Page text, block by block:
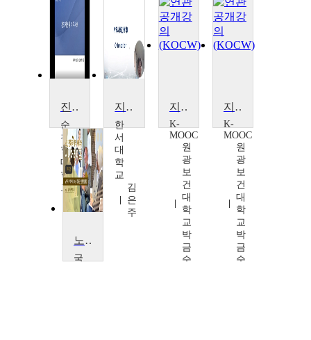
진로체험과 지역사회
순
천
향
대
학
교
김
경
지역사회 간호학 I
한
서
대
학
교
김
은
주
지역사회 간호(Community Nursing)
K-
MOOC
원
광
보
건
대
학
교
박
금
숙
지역사회 간호(Community Nursing)
K-
MOOC
원
광
보
건
대
학
교
박
금
숙
노인친화적 지역사회와 시니어라이프
국